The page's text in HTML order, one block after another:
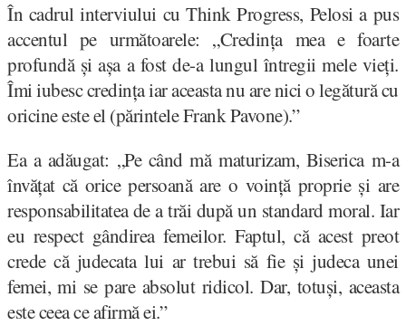
În cadrul interviului cu Think Progress, Pelosi a pus
accentul pe următoarele: „Credința mea e foarte
profundă și așa a fost de-a lungul întregii mele vieți.
Îmi iubesc credința iar aceasta nu are nici o legătură cu
oricine este el (părintele Frank Pavone).”
Ea a adăugat: „Pe când mă maturizam, Biserica m-a
învățat că orice persoană are o voință proprie și are
responsabilitatea de a trăi după un standard moral. Iar
eu respect gândirea femeilor. Faptul, că acest preot
crede că judecata lui ar trebui să fie și judeca unei
femei, mi se pare absolut ridicol. Dar, totuși, aceasta
este ceea ce afirmă ei.”